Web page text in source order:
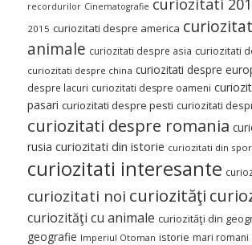
recordurilor Cinematografie
2015 curiozitati despre america
animale curiozitati despre asia curiozitati
curiozitati despre china curiozitati despre
despre lacuri curiozitati despre oameni
pasari curiozitati despre pesti curiozitati
curiozitati despre romania
rusia curiozitati din istorie curiozitati din
curiozitati interesante
curiozitati noi curiozităţi
curiozităţi cu animale curiozităţi din
geografie Imperiul Otoman istorie mari romani